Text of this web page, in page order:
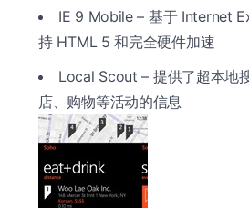
IE 9 Mobile – 基于 Internet
持 HTML 5 和完全硬件加速
Local Scout – 提供了超本地
店、购物等活动的信息